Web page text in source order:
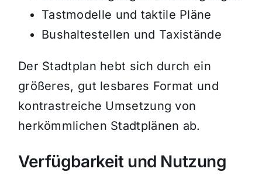
Tastmodelle und taktile Pläne
Bushaltestellen und Taxistände
Der Stadtplan hebt sich durch ein
größeres, gut lesbares Format und
kontrastreiche Umsetzung von
herkömmlichen Stadtplänen ab.
Verfügbarkeit und Nutzung